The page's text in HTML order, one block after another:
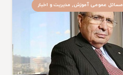
مسائل عمومی آموزش, مدیریت و اخبار